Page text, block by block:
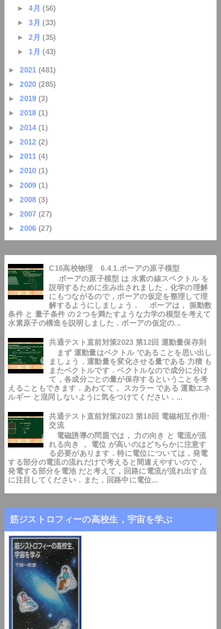
►4月 (56)
►3月 (33)
►2月 (35)
► 1月 (43)
►2021 (481)
►2020 (285)
►2019 (3)
►2018 (1)
►2014 (1)
►2012 (2)
►2011 (4)
►2010 (1)
►2009 (1)
►2008 (3)
►2007 (27)
►2006 (27)
C16高校物理 6.4.1.ボーアの原子模型
ボーアの原子模型 は 水素の線スペクトル を
説明するために生み出されました．化学の理解
にもつながるので，ボーアの仮定を整理して理
解するようにしましょう． ボーアは， 振動数
条件 と 量子条件 の２つを満たすような力学の模型を考えて
水素原子の構造を説明しました．ボーアの仮定の...
共通テスト直前対策2023 第12回 運動量保存則
まず 運動量はベクトル であることを思い出し
ましょう．運動量を変化させる量である 力積 も
またベクトルです．ベクトルなので成分に分け
て，各成分ごとの量が保存するということを考
えることもできます．あわてて， スカラー である 運動エネ
ルギー と混同しないように気をつけてください．...
共通テスト直前対策2023 第18回 電磁相互作用･
交流
電磁誘導の問題では， 力の向き と 電流が流
れる向き ， 電位 が高いのはどちらかに注意す
る必要があります．特に電位については，発電
する部分の電流の流れだけで考えると間違えやすいので，
発電する部分を電池 だと考えて，回路に電流が流れ出す点
に注目してください．また，回路中に電位...
筋ジストロフィーの高校生，宇宙を学ぶ